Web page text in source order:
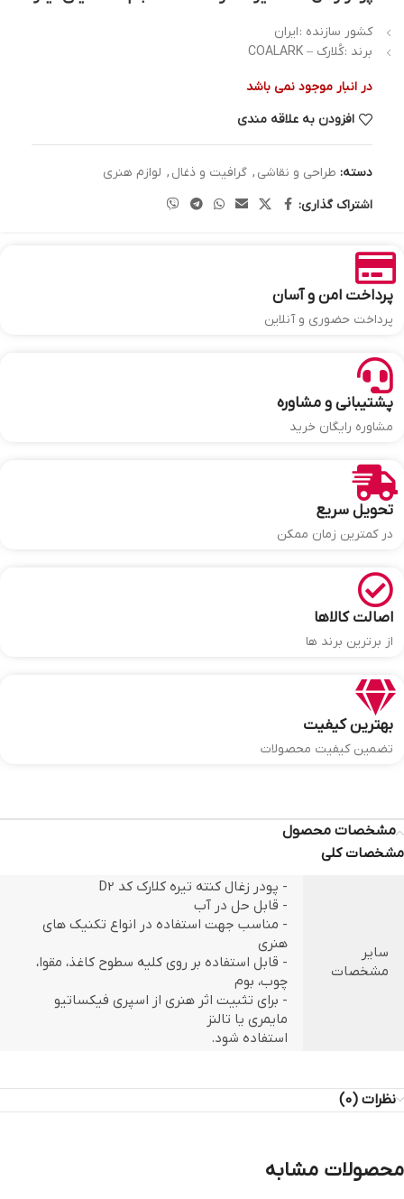
کشور سازنده :ایران
برند :کُلارک – COALARK
در انبار موجود نمی باشد
افزودن به علاقه مندی
دسته: طراحی و نقاشی , گرافیت و ذغال , لوازم هنری
اشتراک گذاری:
پرداخت امن و آسان
پرداخت حضوری و آنلاین
پشتیبانی و مشاوره
مشاوره رایگان خرید
تحویل سریع
در کمترین زمان ممکن
اصالت کالاها
از برترین برند ها
بهترین کیفیت
تضمین کیفیت محصولات
مشخصات محصول
مشخصات کلی
سایر
مشخصات
- پودر زغال کنته تیره کلارک کد D2
- قابل حل در آب
- مناسب جهت استفاده در انواع تکنیک های
هنری
- قابل استفاده بر روی کلیه سطوح کاغذ، مقوا،
چوب، بوم
- برای تثبیت اثر هنری از اسپری فیکساتیو
مایمری یا تالنز
استفاده شود.
نظرات (0)
محصولات مشابه